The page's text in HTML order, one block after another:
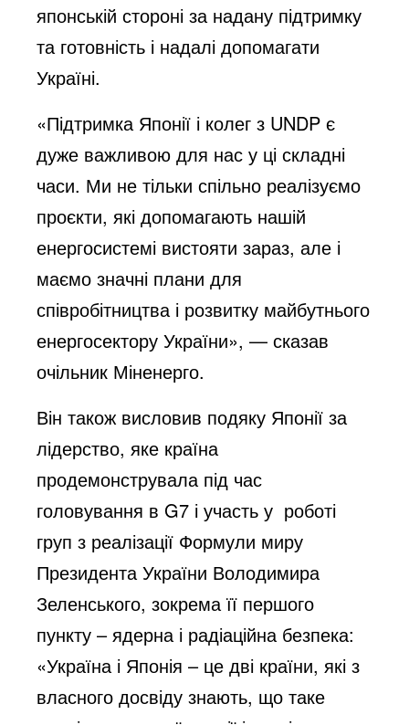
японській стороні за надану підтримку
та готовність і надалі допомагати
Україні.
«Підтримка Японії і колег з UNDP є
дуже важливою для нас у ці складні
часи. Ми не тільки спільно реалізуємо
проєкти, які допомагають нашій
енергосистемі вистояти зараз, але і
маємо значні плани для
співробітництва і розвитку майбутнього
енергосектору України», — сказав
очільник Міненерго.
Він також висловив подяку Японії за
лідерство, яке країна
продемонструвала під час
головування в G7 і участь у роботі
груп з реалізації Формули миру
Президента України Володимира
Зеленського, зокрема її першого
пункту – ядерна і радіаційна безпека:
«Україна і Японія – це дві країни, які з
власного досвіду знають, що таке